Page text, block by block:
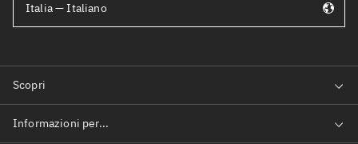
Italia — Italiano